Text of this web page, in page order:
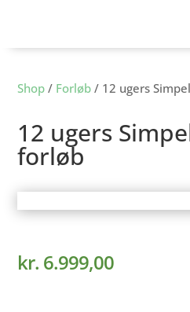
Shop / Forløb / 12 ugers
12 ugers
forløb
kr. 6.999,00